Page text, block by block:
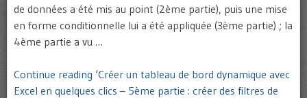
de données a été mis au point (2ème partie), puis une mise
en forme conditionnelle lui a été appliquée (3ème partie) ; la
4ème partie a vu …
Continue reading ‘Créer un tableau de bord dynamique avec
Excel en quelques clics – 5ème partie : créer des filtres de